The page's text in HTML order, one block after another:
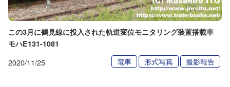
この3月に鶴見線に投入された軌道変位モニタリング装置搭載車
モハE131-1081
2020/11/25 電車 形式写真 撮影報告